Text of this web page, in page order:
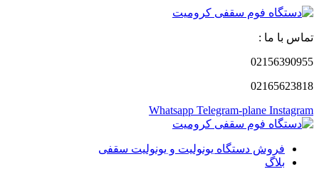
تماس با ما :
02156390955
02165623818
Whatsapp Telegram-plane Instagram
فروش دستگاه یونولیت و یونولیت سقفی
بلاگ